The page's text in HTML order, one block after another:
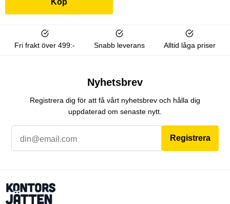
Fri frakt över 499:- Snabb leverans Alltid låga priser
Nyhetsbrev
Registrera dig för att få vårt nyhetsbrev och hålla dig
uppdaterad om senaste nytt.
Registrera